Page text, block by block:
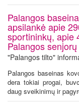
Palangos
apsilankė apie
sportininkų, apie
Palangos senjorų
"Palangos tilto"
Palangos baseinas
dera tokiai progai,
daug sveikinimų ir